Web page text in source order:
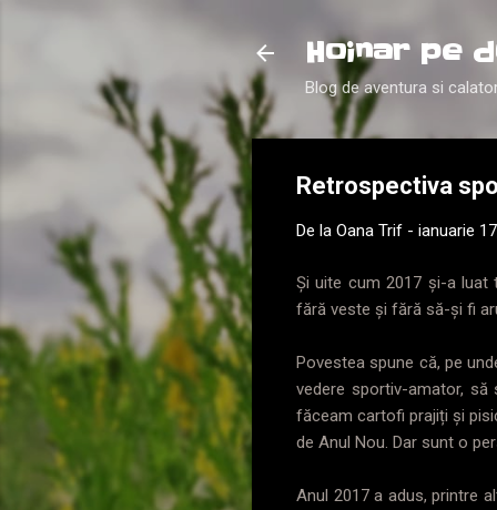
Hoinar pe
Blog de aventura si
Retrospectiva
De la Oana Trif - ianuarie
Și uite cum 2017 și-a luat
fără veste și fără să-și fi
Povestea spune că, pe
vedere sportiv-amator,
făceam cartofi prajiți și
de Anul Nou. Dar sunt o
Anul 2017 a adus, printre